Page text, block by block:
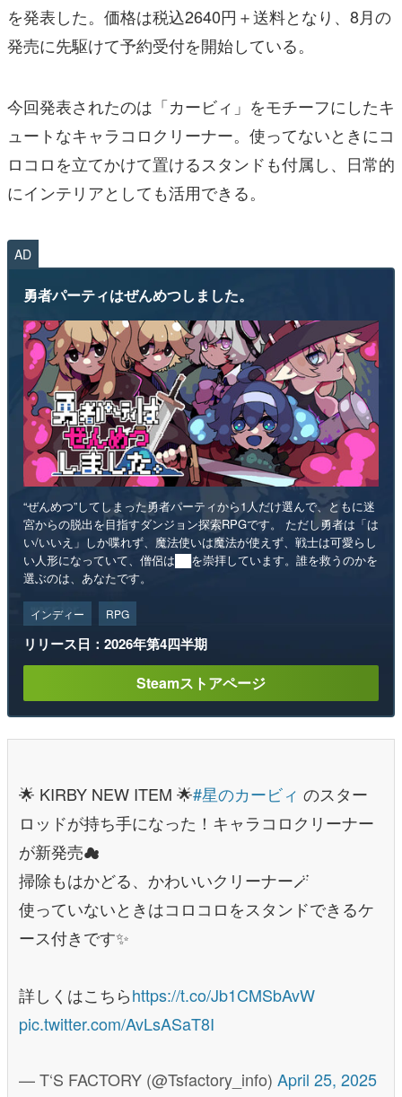
電ファミニコゲーマーとは？
運営：株式会社マレ
を発表した。価格は税込2640円＋送料となり、8月の
発売に先駆けて予約受付を開始している。
今回発表されたのは「カービィ」をモチーフにしたキ
ュートなキャラコロクリーナー。使ってないときにコ
ロコロを立てかけて置けるスタンドも付属し、日常的
にインテリアとしても活用できる。
AD
勇者パーティはぜんめつしました。
“ぜんめつ”してしまった勇者パーティから1人だけ選んで、ともに迷
宮からの脱出を目指すダンジョン探索RPGです。 ただし勇者は「は
い/いいえ」しか喋れず、魔法使いは魔法が使えず、戦士は可愛らし
い人形になっていて、僧侶は██を崇拝しています。誰を救うのかを
選ぶのは、あなたです。
インディー RPG
リリース日：2026年第4四半期
Steamストアページ
🌟 KIRBY NEW ITEM 🌟#星のカービィ のスター
ロッドが持ち手になった！キャラコロクリーナー
が新発売☁
掃除もはかどる、かわいいクリーナー🪄
使っていないときはコロコロをスタンドできるケ
ース付きです✨
詳しくはこちらhttps://t.co/Jb1CMSbAvW
pic.twitter.com/AvLsASaT8I
— T‘S FACTORY (@Tsfactory_info) April 25, 2025